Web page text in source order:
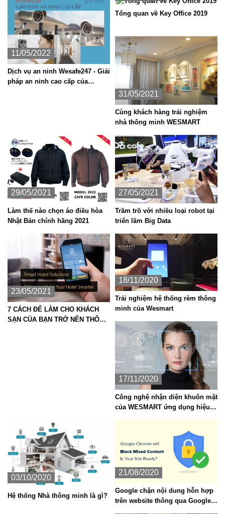
11/05/2022
Dịch vụ an ninh Wesafe247 - Giải
pháp an ninh cao cấp của
Tổng quan về Key Office 2019
31/05/2021
Cùng khách hàng trải nghiệm
nhà thông minh WESMART
29/05/2021
Làm thế nào chọn áo điều hòa
Nhật Bản chính hãng 2021
27/05/2021
Trầm trồ với nhiều loại robot tại
triển lãm Big Data
23/05/2021
7 CÁCH ĐỂ LÀM CHO KHÁCH
SẠN CỦA BẠN TRỞ NÊN THÔNG
18/11/2020
Trải nghiệm hệ thống rèm thông
minh của Wesmart
17/11/2020
Công nghệ nhận diện khuôn mặt
của WESMART ứng dụng hiệu
03/10/2020
Hệ thống Nhà thông minh là gì?
21/08/2020
Google chặn nội dung hỗn hợp
trên website thông qua Google